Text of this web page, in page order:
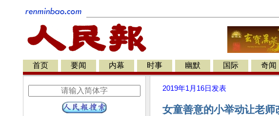
首页 要闻 内幕 时事 幽默 国际 奇闻
2019年1月16日 发表
女童善意的小举动让老师